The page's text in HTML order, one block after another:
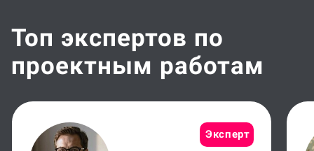
Топ экспертов по
проектным работам
Эксперт